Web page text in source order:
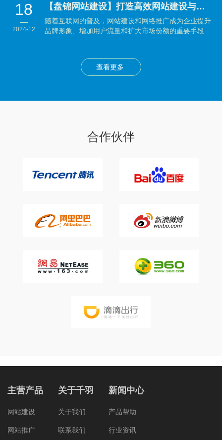
18
2024-12
【盘锦网站建设】打造高效网站建设与网络推广策略：企业制胜数字时代的秘籍
随着互联网的普及，网站建设和网络推广成为企业提升
品牌形象、增加用户流量和扩大市场份额的重要手段。
查看更多
合作伙伴
主营产品
网站建设
网站推广
关于千羽
关于我们
联系我们
新闻中心
产品帮助
行业资讯